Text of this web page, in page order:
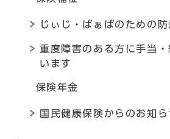
じぃじ・ばぁばのための防
重度障害のある方に手当
います
保険年金
国民健康保険からのお知ら